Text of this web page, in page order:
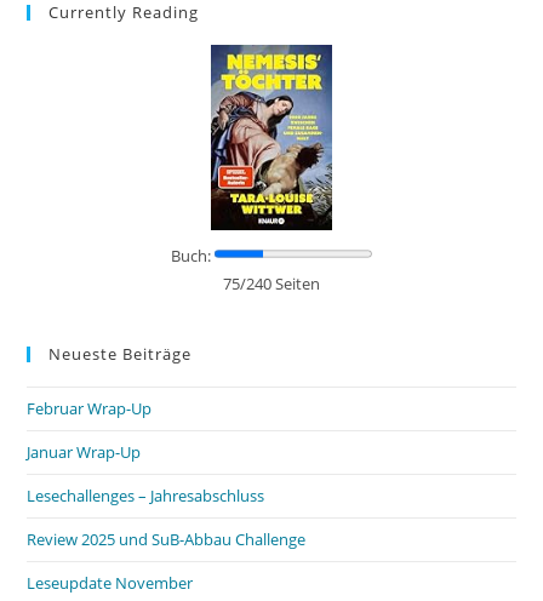
Currently Reading
Buch:
75/240 Seiten
Neueste Beiträge
Februar Wrap-Up
Januar Wrap-Up
Lesechallenges – Jahresabschluss
Review 2025 und SuB-Abbau Challenge
Leseupdate November